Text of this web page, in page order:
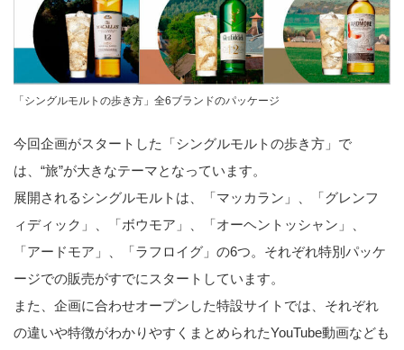
「シングルモルトの歩き方」全6ブランドのパッケージ
今回企画がスタートした「シングルモルトの歩き方」で
は、“旅”が大きなテーマとなっています。
展開されるシングルモルトは、「マッカラン」、「グレンフ
ィディック」、「ボウモア」、「オーヘントッシャン」、
「アードモア」、「ラフロイグ」の6つ。それぞれ特別パッケ
ージでの販売がすでにスタートしています。
また、企画に合わせオープンした特設サイトでは、それぞれ
の違いや特徴がわかりやすくまとめられたYouTube動画なども